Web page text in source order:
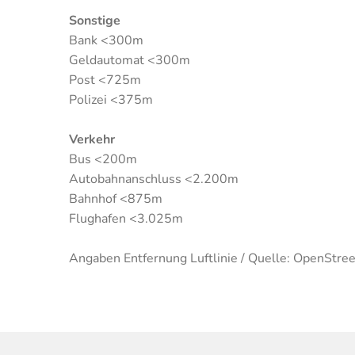
Sonstige
Bank <300m
Geldautomat <300m
Post <725m
Polizei <375m
Verkehr
Bus <200m
Autobahnanschluss <2.200m
Bahnhof <875m
Flughafen <3.025m
Angaben Entfernung Luftlinie / Quelle: